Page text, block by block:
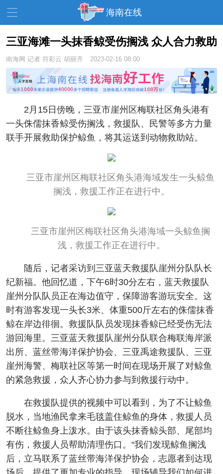
海南在线
资讯中心 热点 旅游
文体 消费 财经
家装 交通 美食
生活 演出 活动
周末去哪儿
人才在线 天涯企服
三亚海滩一头抹香鲸受伤搁浅 众人合力救助
南海网 记者 符彩云 胡丽齐 2023-02-16 08:00
2月15日傍晚，三亚市崖州区梅联社区角头港有
一头侏儒抹香鲸受伤搁浅，救援队、民警等多方力量
联手开展救助保护鲸鱼，将其运送到动物救助站。
三亚市崖州区梅联社区角头港海域发生一头鲸鱼
搁浅，救援工作正在进行中。
三亚市崖州区梅联社区角头港海域一头鲸鱼搁
浅，救援工作正在进行中。
随后，记者采访到三亚蓝天救援队崖州分队队长
纪新福。他回忆道，下午6时30分左右，蓝天救援队
崖州分队队员正在海边值守，保障游客游玩安全。这
时有游客发现一头长3米、体重500斤左右的侏儒抹香
鲸在岸边徘徊。救援队队员发现抹香鲸已经受伤无法
游回海里。三亚蓝天救援队崖州分队联合梅联海岸派
出所、蓝丝带海洋保护协会、三亚禹途救援队、三亚
崖州海警、梅联社区等第一时间在现场开展了对鲸鱼
的紧急救援，众人齐心协力参与到救援行动中。
在救援队提供的视频中可以看到，为了不让鲸鱼
脱水，当地渔民拿来毛毯盖住鲸鱼的身体，救援人员
不断往鲸鱼身上泼水。由于该头抹香鲸头部、尾部均
有伤，救援人员帮助清理伤口。“我们发现鲸鱼搁浅
后，立马联系了蓝丝带海洋保护协会，志愿者到达现